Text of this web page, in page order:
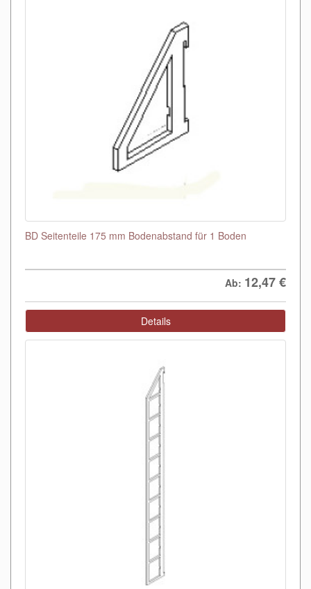
BD Seitenteile 175 mm Bodenabstand für 1 Boden
Ab: 12,47€
Details